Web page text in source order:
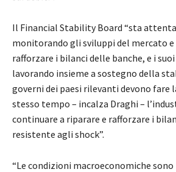
Il Financial Stability Board “sta
monitorando gli sviluppi del mercato
rafforzare i bilanci delle banche, e i
lavorando insieme a sostegno della
governi dei paesi rilevanti devono fare
stesso tempo – incalza Draghi –
continuare a riparare e rafforzare i
resistente agli shock”.
“Le condizioni macroeconomiche